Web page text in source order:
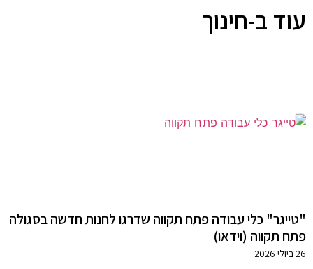
עוד ב-חינוך
"טייגר" כלי עבודה פתח תקווה שדרגו לחנות חדשה בסגולה
פתח תקווה (וידאו)
26 ביולי 2026